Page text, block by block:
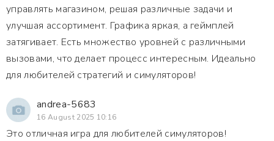
управлять магазином, решая различные задачи и
улучшая ассортимент. Графика яркая, а геймплей
затягивает. Есть множество уровней с различными
вызовами, что делает процесс интересным. Идеально
для любителей стратегий и симуляторов!
andrea-5683
16 August 2025 10:16
Это отличная игра для любителей симуляторов!